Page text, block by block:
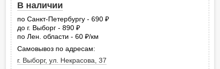
В наличии
по Санкт-Петербургу - 690
до г. Выборг - 890
по Лен. области - 60
руб.
/км
Самовывоз по адресам:
г. Выборг, ул. Некрасова, 37